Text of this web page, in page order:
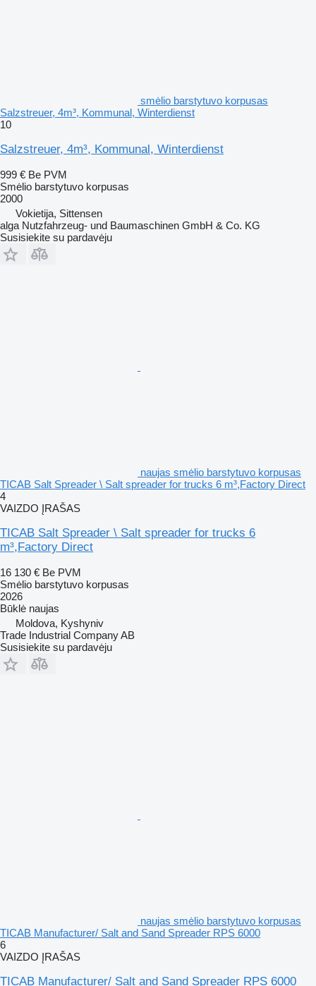
smėlio barstytuvo korpusas
Salzstreuer, 4m³, Kommunal, Winterdienst
10
Salzstreuer, 4m³, Kommunal, Winterdienst
999 € Be PVM
Smėlio barstytuvo korpusas
2000
Vokietija, Sittensen
alga Nutzfahrzeug- und Baumaschinen GmbH & Co. KG
Susisiekite su pardavėju
naujas smėlio barstytuvo korpusas
TICAB Salt Spreader \ Salt spreader for trucks 6 m³,Factory Direct
4
VAIZDO ĮRAŠAS
TICAB Salt Spreader \ Salt spreader for trucks 6
m³,Factory Direct
16 130 € Be PVM
Smėlio barstytuvo korpusas
2026
Būklė naujas
Moldova, Kyshyniv
Trade Industrial Company AB
Susisiekite su pardavėju
naujas smėlio barstytuvo korpusas
TICAB Manufacturer/ Salt and Sand Spreader RPS 6000
6
VAIZDO ĮRAŠAS
TICAB Manufacturer/ Salt and Sand Spreader RPS 6000